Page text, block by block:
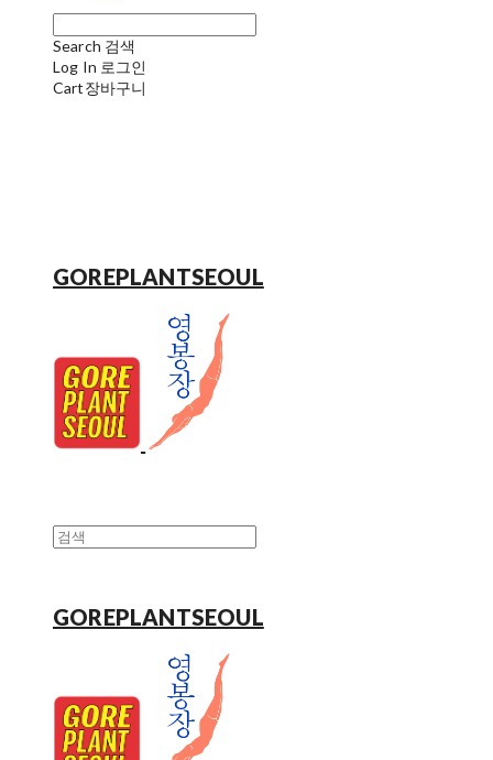
Search 검색
Log In 로그인
Cart장바구니
GOREPLANTSEOUL
GOREPLANTSEOUL